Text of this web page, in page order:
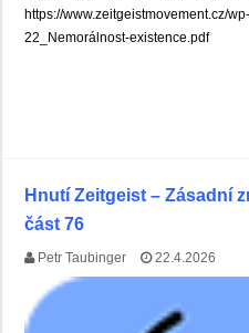
https://www.zeitgeistmovement.cz/
22_Nemorálnost-existence.pdf
Hnutí Zeitgeist – Zásadní
část 76
Petr Taubinger 22.4.2026